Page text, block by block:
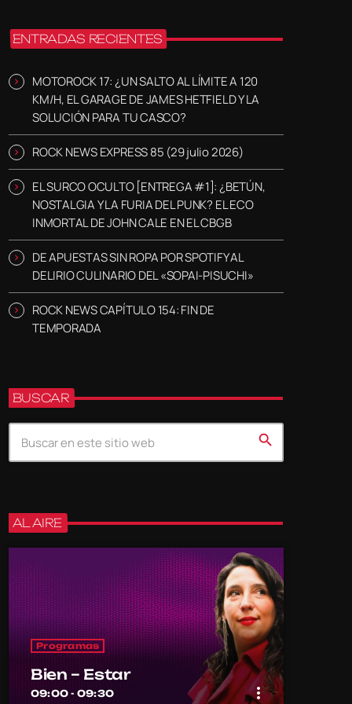
ENTRADAS RECIENTES
MOTOROCK 17: ¿UN SALTO AL LÍMITE A 120
KM/H, EL GARAGE DE JAMES HETFIELD Y LA
SOLUCIÓN PARA TU CASCO?
ROCK NEWS EXPRESS 85 (29 julio 2026)
EL SURCO OCULTO [ENTREGA #1]: ¿BETÚN,
NOSTALGIA Y LA FURIA DEL PUNK? EL ECO
INMORTAL DE JOHN CALE EN EL CBGB
DE APUESTAS SIN ROPA POR SPOTIFY AL
DELIRIO CULINARIO DEL «SOPAI-PISUCHI»
ROCK NEWS CAPÍTULO 154: FIN DE
TEMPORADA
BUSCAR
search
AL AIRE
Programas
Bien – Estar
09:00 - 09:30 more_vert